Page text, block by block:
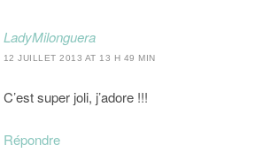
LadyMilonguera
12 JUILLET 2013 AT 13 H 49 MIN
C’est super joli, j’adore !!!
Répondre